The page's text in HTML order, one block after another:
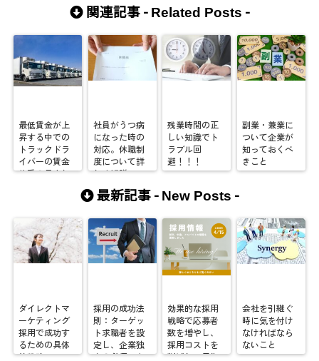
関連記事 - Related Posts -
最低賃金が上
昇する中での
トラックドラ
イバーの賃金
体系の見直し
社員がうつ病
になった時の
対応。休職制
度について詳
しく解説。
残業時間の正
しい知識でト
ラブル回
避！！！
副業・兼業に
ついて企業が
知っておくべ
きこと
最新記事 - New Posts -
ダイレクトマ
ーケティング
採用で成功す
るための具体
的戦略
採用の成功法
則：ターゲッ
ト求職者を設
定し、企業独
自の必須スキ
効果的な採用
戦略で応募者
数を増やし、
採用コストを
削減し、早期
会社を引継ぐ
時に気を付け
なければなら
ないこと